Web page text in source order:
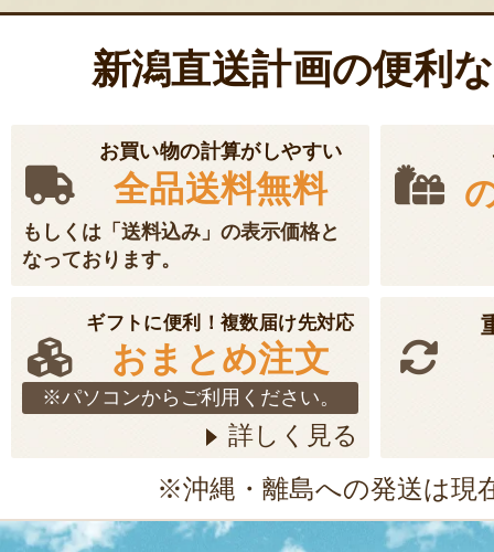
新潟直送計画の便利
お買い物の計算がしやすい
全品送料無料
もしくは「送料込み」の表示価格と
なっております。
ギフトに便利！複数届け先対応
おまとめ注文
※パソコンからご利用ください。
詳しく見る
※沖縄・離島への発送は現